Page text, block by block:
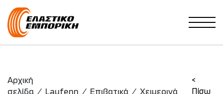
Main Navigation
Αρχική
σελίδα / Laufenn / Επιβατικά / Χειμερινά
<
Πίσω